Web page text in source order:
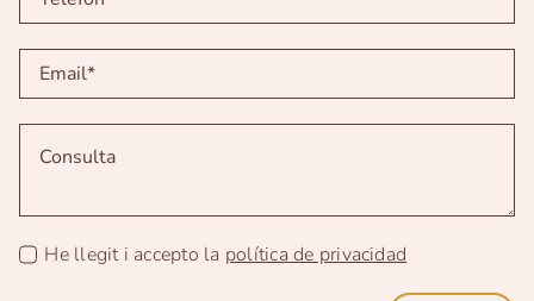
He llegit i accepto la política de privacidad